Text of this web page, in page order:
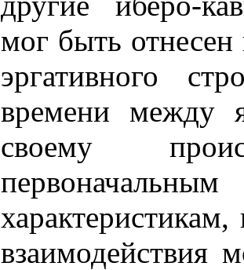
мог быть отнесен
эргативного
времени между
своему
характеристикам,
взаимодействия